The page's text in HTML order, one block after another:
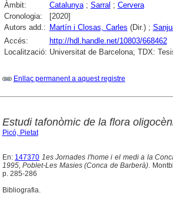
Àmbit:
Catalunya; Sarral ; Cervera
Cronologia:
[2020]
Autors add.: Martín i Closas, Carles (Dir.) ;
Accés:
http://hdl.handle.net/10803/668462
Localització: Universitat de Barcelona; TDX:
Enllaç permanent a aquest registre
Estudi tafonòmic de la flora
Picó, Pietat
En: 147370 1es Jornades l'home i el medi a la
1995, Poblet-Les Masies (Conca de Barberà).
p. 285-286
Bibliografia.